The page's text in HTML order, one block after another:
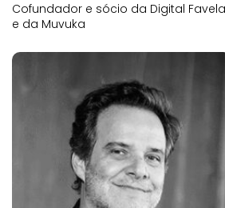
Cofundador e sócio da Digital Favela
e da Muvuka